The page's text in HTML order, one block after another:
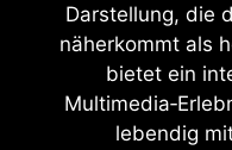
Darstellung, die
näherkommt als
bietet ein
lebendig